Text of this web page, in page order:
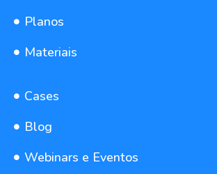
Planos
Materiais
Cases
Blog
Webinars e Eventos